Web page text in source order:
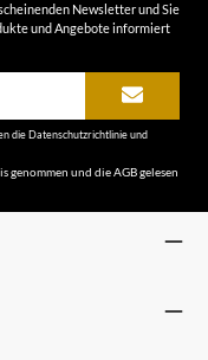
Newsletter und Sie
und Angebote informiert
die Datenschutzrichtlinieund
genommen und dieAGBgelesen